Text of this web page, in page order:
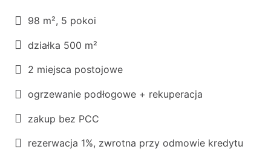
98 m², 5 pokoi
działka 500 m²
2 miejsca postojowe
ogrzewanie podłogowe + rekuperacja
zakup bez PCC
rezerwacja 1%, zwrotna przy odmowie kredytu